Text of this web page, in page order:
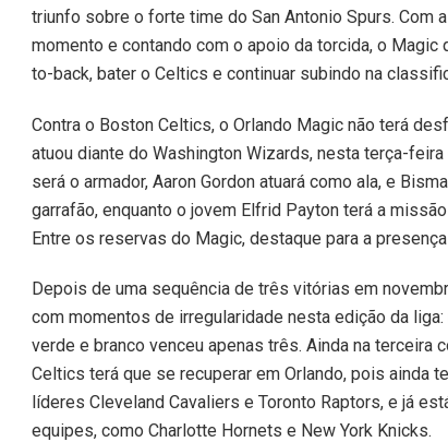
triunfo sobre o forte time do San Antonio Spurs. Com
momento e contando com o apoio da torcida, o Magic
to-back, bater o Celtics e continuar subindo na
Contra o Boston Celtics, o Orlando Magic não terá
atuou diante do Washington Wizards, nesta terça-
será o armador, Aaron Gordon atuará como ala, e
garrafão, enquanto o jovem Elfrid Payton terá a
Entre os reservas do Magic, destaque para a
Depois de uma sequência de três vitórias em
com momentos de irregularidade nesta edição da
verde e branco venceu apenas três. Ainda na terceira
Celtics terá que se recuperar em Orlando, pois ainda
líderes Cleveland Cavaliers e Toronto Raptors, e já
equipes, como Charlotte Hornets e New York Knicks.